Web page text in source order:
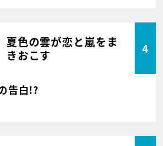
夏色の雲が恋と嵐をま
きおこす
4
告白!?